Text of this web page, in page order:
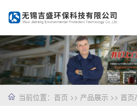
当前位置： 首页 >> 产品展示 >> 首页